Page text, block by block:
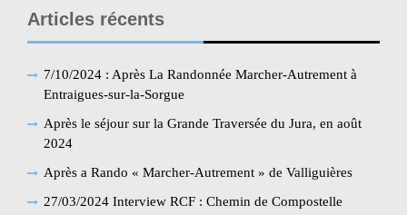
Articles récents
7/10/2024 : Après La Randonnée Marcher-Autrement à
Entraigues-sur-la-Sorgue
Après le séjour sur la Grande Traversée du Jura, en août
2024
Après a Rando « Marcher-Autrement » de Valliguières
27/03/2024 Interview RCF : Chemin de Compostelle